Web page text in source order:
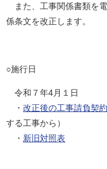
また、工事関係書類を
係条文を改正します。
○施行日
令和７年4月１日
・ 改正後の工事請負契
する工事から）
・ 新旧対照表